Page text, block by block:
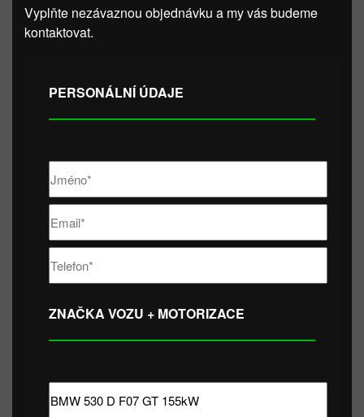
Vyplňte nezávaznou objednávku a my vás budeme
kontaktovat.
PERSONÁLNÍ ÚDAJE
ZNAČKA VOZU + MOTORIZACE